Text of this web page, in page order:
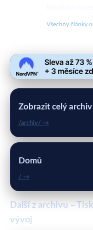
Všechny články
Zobrazit celý
/archiv/ →
Domů
/ →
Další z archivu –
vývoj